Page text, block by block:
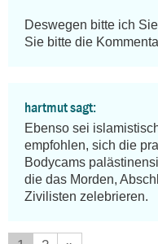
Deswegen bitte ich
Sie bitte die
hartmut sagt:
Ebenso sei
empfohlen, sich die
Bodycams
die das Morden,
Zivilisten zelebrieren.